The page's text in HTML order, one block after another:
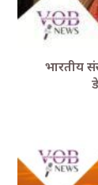
भारतीय